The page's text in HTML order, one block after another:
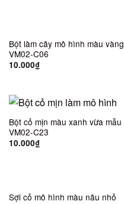
Bột làm cây mô hình màu vàng
VM02-C06
10.000₫
Bột cỏ mịn màu xanh vừa mẫu
VM02-C23
10.000₫
Sợi cỏ mô hình màu nâu nhỏ